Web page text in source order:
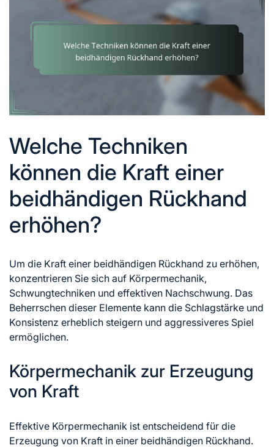
Welche Techniken
können die Kraft einer
beidhändigen Rückhand
erhöhen?
Um die Kraft einer beidhändigen Rückhand zu erhöhen,
konzentrieren Sie sich auf Körpermechanik,
Schwungtechniken und effektiven Nachschwung. Das
Beherrschen dieser Elemente kann die Schlagstärke und
Konsistenz erheblich steigern und aggressiveres Spiel
ermöglichen.
Körpermechanik zur Erzeugung
von Kraft
Effektive Körpermechanik ist entscheidend für die
Erzeugung von Kraft in einer beidhändigen Rückhand.